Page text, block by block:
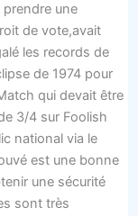
une
de vote,avait
les records de
de 1974 pour
qui devait être
3/4 sur Foolish
national via le
est une bonne
une sécurité
sont très